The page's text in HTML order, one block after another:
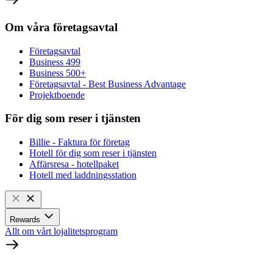
Om våra företagsavtal
Företagsavtal
Business 499
Business 500+
Företagsavtal - Best Business Advantage
Projektboende
För dig som reser i tjänsten
Billie - Faktura för företag
Hotell för dig som reser i tjänsten
Affärsresa - hotellpaket
Hotell med laddningsstation
Rewards
Allt om vårt lojalitetsprogram